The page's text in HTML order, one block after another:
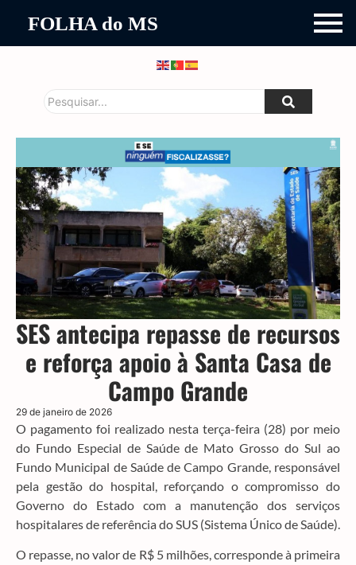
FOLHA do MS
SES antecipa repasse de recursos
e reforça apoio à Santa Casa de
Campo Grande
29 de janeiro de 2026
O pagamento foi realizado nesta terça-feira (28) por meio
do Fundo Especial de Saúde de Mato Grosso do Sul ao
Fundo Municipal de Saúde de Campo Grande, responsável
pela gestão do hospital, reforçando o compromisso do
Governo do Estado com a manutenção dos serviços
hospitalares de referência do SUS (Sistema Único de Saúde).
O repasse, no valor de R$ 5 milhões, corresponde à primeira